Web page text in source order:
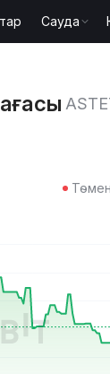
Сауда
Төмен